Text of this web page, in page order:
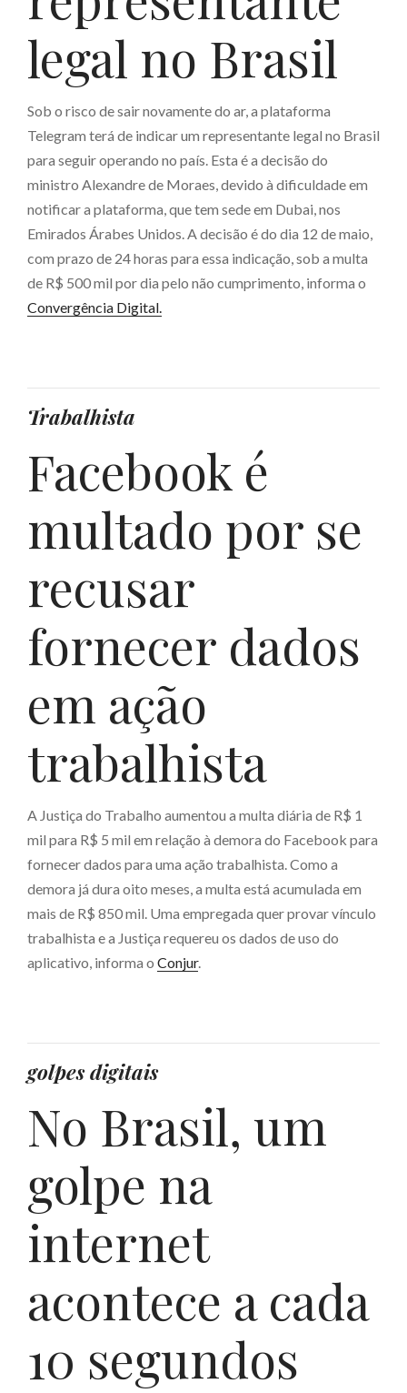
legal no Brasil
Sob o risco de sair novamente do ar, a plataforma
Telegram terá de indicar um representante legal no Brasil
para seguir operando no país. Esta é a decisão do
ministro Alexandre de Moraes, devido à dificuldade em
notificar a plataforma, que tem sede em Dubai, nos
Emirados Árabes Unidos. A decisão é do dia 12 de maio,
com prazo de 24 horas para essa indicação, sob a multa
de R$ 500 mil por dia pelo não cumprimento, informa o
Convergência Digital.
Trabalhista
Facebook é
multado por se
recusar
fornecer dados
em ação
trabalhista
A Justiça do Trabalho aumentou a multa diária de R$ 1
mil para R$ 5 mil em relação à demora do Facebook para
fornecer dados para uma ação trabalhista. Como a
demora já dura oito meses, a multa está acumulada em
mais de R$ 850 mil. Uma empregada quer provar vínculo
trabalhista e a Justiça requereu os dados de uso do
aplicativo, informa o Conjur.
golpes digitais
No Brasil, um
golpe na
internet
acontece a cada
10 segundos